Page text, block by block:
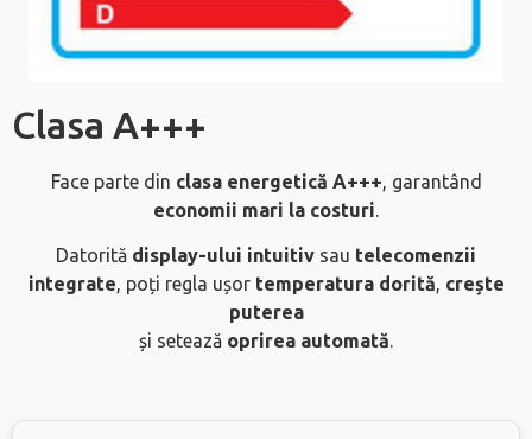
Clasa A+++
Face parte din clasa energetică A+++, garantând
economii mari la costuri.
Datorită display-ului intuitiv sau telecomenzii
integrate, poți regla ușor temperatura dorită, crește
puterea
și setează oprirea automată.